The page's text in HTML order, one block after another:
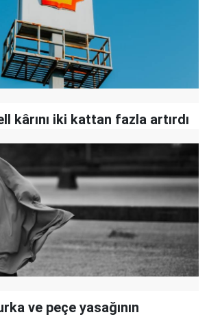
kârını iki kattan fazla artırdı
ve peçe yasağının